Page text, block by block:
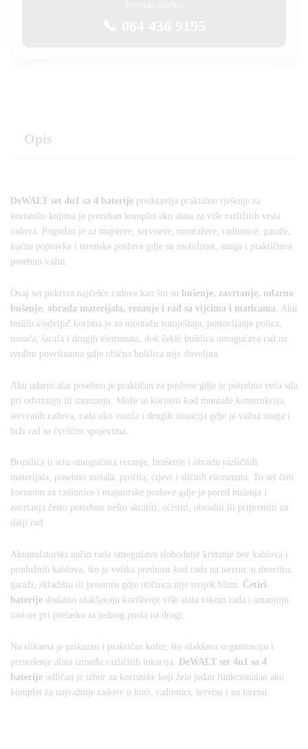
Opis
DeWALT set 4u1 sa 4 baterije predstavlja praktično rješenje za
korisnike kojima je potreban komplet aku alata za više različitih vrsta
radova. Pogodan je za majstore, servisere, montažere, radionice, garaže,
kućne popravke i terenske poslove gdje su mobilnost, snaga i praktičnost
posebno važni.
Ovaj set pokriva najčešće radove kao što su bušenje, zavrtanje, udarno
bušenje, obrada materijala, rezanje i rad sa vijcima i maticama . Aku
bušilica/odvijač korisna je za montažu namještaja, postavljanje polica,
nosača, šarafa i drugih elemenata, dok čekić bušilica omogućava rad na
tvrđim površinama gdje obična bušilica nije dovoljna.
Aku udarni alat posebno je praktičan za poslove gdje je potrebna veća sila
pri odvrtanju ili zatezanju. Može se koristiti kod montaže konstrukcija,
servisnih radova, rada oko vozila i drugih situacija gdje je važna snaga i
brži rad sa čvršćim spojevima.
Brusilica u setu omogućava rezanje, brušenje i obradu različitih
materijala, posebno metala, profila, cijevi i sličnih elemenata. To set čini
korisnim za radionice i majstorske poslove gdje je pored bušenja i
zavrtanja često potrebno nešto skratiti, očistiti, obraditi ili pripremiti za
dalji rad.
Akumulatorski način rada omogućava slobodnije kretanje bez kablova i
produžnih kablova, što je velika prednost kod rada na terenu, u dvorištu,
garaži, skladištu ili prostoru gdje utičnica nije uvijek blizu. Četiri
baterije dodatno olakšavaju korištenje više alata tokom rada i smanjuju
zastoje pri prelasku sa jednog posla na drugi.
Na slikama je prikazan i praktičan kofer, što olakšava organizaciju i
prenošenje alata između različitih lokacija.
DeWALT set 4u1 sa 4
baterije odličan je izbor za korisnike koji žele jedan funkcionalan aku
komplet za najvažnije radove u kući, radionici, servisu i na terenu.